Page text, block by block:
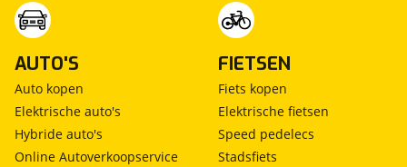
AUTO'S
Auto kopen
Elektrische auto's
Hybride auto's
Online Autoverkoopservice
FIETSEN
Fiets kopen
Elektrische fietsen
Speed pedelecs
Stadsfiets